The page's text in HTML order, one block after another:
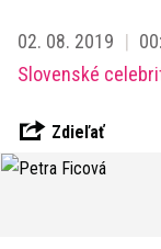
02. 08. 2019
Slovenské
Zdieľať